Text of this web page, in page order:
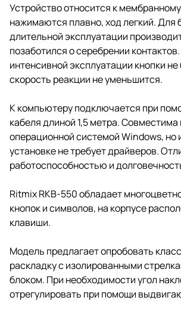
Устройство относится к
нажимаются плавно, ход легкий. Для
длительной эксплуатации
позаботился о серебрении
интенсивной эксплуатации кнопки не
скорость реакции не уменьшится.
К компьютеру подключается при
кабеля длиной 1,5 метра. Совместима
операционной системой Windows, но
установке не требует драйверов.
работоспособностью и
Ritmix RKB-550 обладает
кнопок и символов, на корпусе
клавиши.
Модель предлагает опробовать
раскладку с изолированными
блоком. При необходимости угол
отрегулировать при помощи